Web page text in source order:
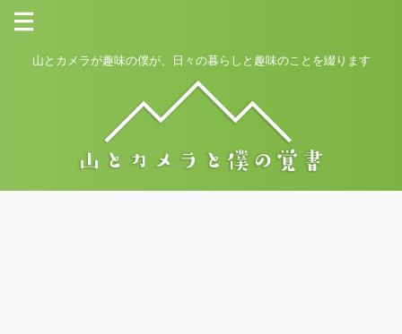
山とカメラが趣味の僕が、日々の暮らしと趣味のことを綴ります